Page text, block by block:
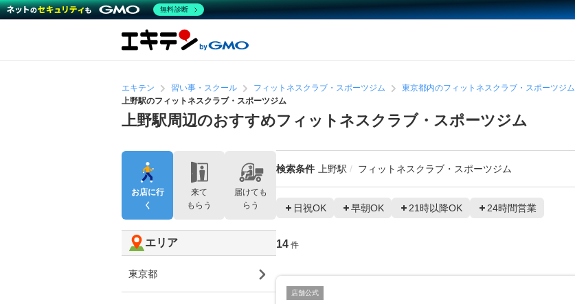
エキテン 習い事・スクール フィットネスクラブ・スポーツジム 東京都内のフィットネスクラブ・スポーツジム
上野駅のフィットネスクラブ・スポーツジム
上野駅周辺のおすすめフィットネスクラブ・スポーツジム
検索条件 上野駅 フィットネスクラブ・スポーツジム
日祝OK 早朝OK 21時以降OK 24時間営業
14 件
店舗公式
お店に行
く
来て
もらう
届けても
らう
エリア
東京都
無料診断